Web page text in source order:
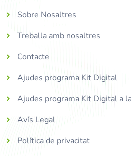
Sobre Nosaltres
Treballa amb nosaltres
Contacte
Ajudes programa Kit Digital
Ajudes programa Kit Digital a
Avís Legal
Política de privacitat